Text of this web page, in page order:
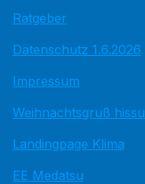
Ratgeber
Datenschutz 1.6.2026
Impressum
Weihnachtsgruß hissu
Landingpage Klima
EE Medatsu